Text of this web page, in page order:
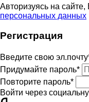
Авторизуясь на
персональных данных
Регистрация
Введите свою
Придумайте пароль*
Повторите пароль*
Войти через